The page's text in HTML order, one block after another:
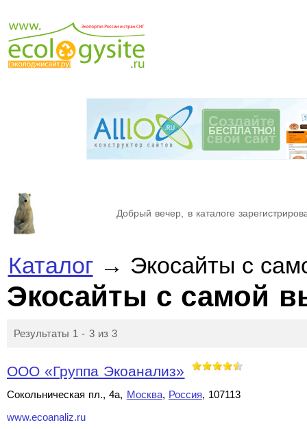
Добрый вечер, в каталоге
Каталог→ Экосайты с
Экосайты с самой
Результаты 1 - 3 из 3
ООО «Группа Экоанализ»
Сокольническая пл., 4а, Москва, Россия, 107113
www.ecoanaliz.ru